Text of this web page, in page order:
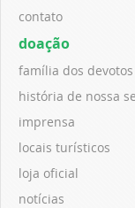
contato
doação
família dos devotos
história de nossa
imprensa
locais turísticos
loja oficial
notícias